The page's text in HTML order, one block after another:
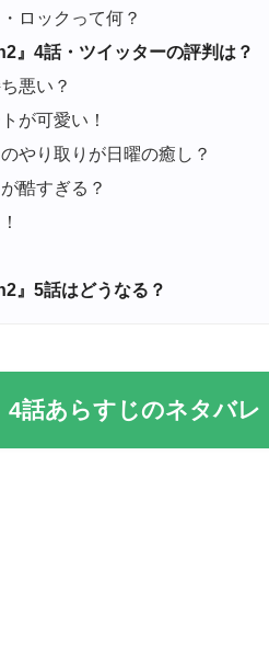
ロックって何？
』4話・ツイッターの評判は？
悪い？
が可愛い！
やり取りが日曜の癒し？
酷すぎる？
』5話はどうなる？
4話あらすじのネタバレ